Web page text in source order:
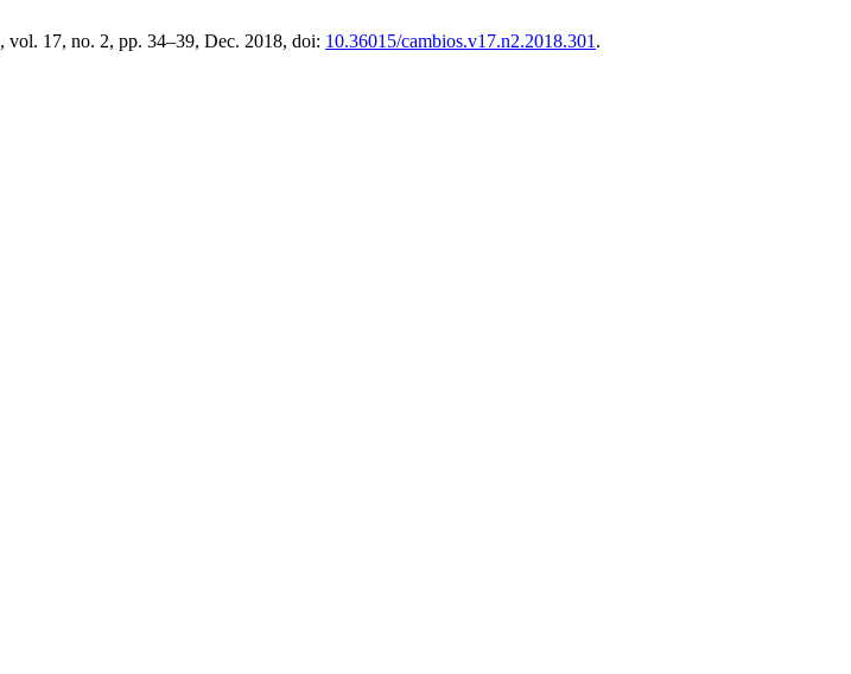
, vol. 17, no. 2, pp. 34–39, Dec. 2018, doi: 10.36015/cambios.v17.n2.2018.301 .